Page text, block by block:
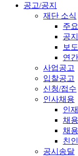
공고/공지
재단 소식
주
공
보
연
사업공고
입찰공고
신청/접수
인사채용
인
채
채
친
공시송달